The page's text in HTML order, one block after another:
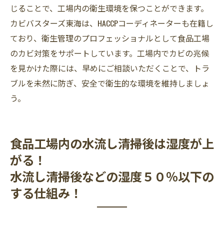
じることで、工場内の衛生環境を保つことができます。
カビバスターズ東海は、HACCPコーディネーターも在籍し
ており、衛生管理のプロフェッショナルとして食品工場
のカビ対策をサポートしています。工場内でカビの兆候
を見かけた際には、早めにご相談いただくことで、トラ
ブルを未然に防ぎ、安全で衛生的な環境を維持しましょ
う。
食品工場内の水流し清掃後は湿度が上
がる！
水流し清掃後などの湿度５０％以下の
する仕組み！